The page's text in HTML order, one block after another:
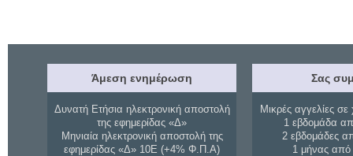
Άμεση ενημέρωση
Δυνατή Ετήσια ηλεκτρονική αποστολή
της εφημερίδας «Δ»
Μηνιαία ηλεκτρονική αποστολή της
εφημερίδας «Δ» 10Ε (+4% Φ.Π.Α)
Σας
Μικρές αγγελίες σε
1 εβδομάδα
2 εβδομάδες
1 μήνας